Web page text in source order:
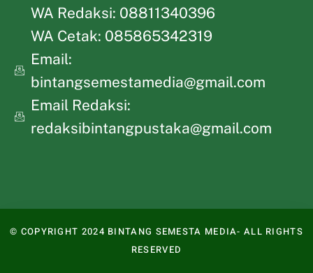
WA Redaksi: 08811340396
WA Cetak: 085865342319
Email:
bintangsemestamedia@gmail.com
Email Redaksi:
redaksibintangpustaka@gmail.com
© COPYRIGHT 2024 BINTANG SEMESTA MEDIA- ALL RIGHTS
RESERVED